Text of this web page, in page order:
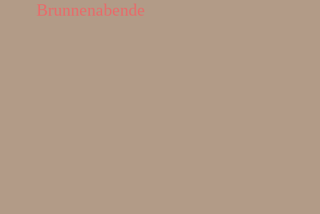
Brunnenabende